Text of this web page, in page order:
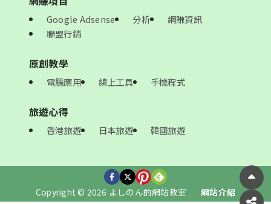
Google Adsense 分析
網賺資訊
聯盟行銷
原創教學
電腦應用 線上工具 手機程式
旅遊心得
香港旅遊 日本旅遊 韓國旅遊
Copyright © 2026 よしのん的網站教室 網站介紹